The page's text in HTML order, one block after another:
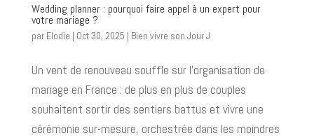
Wedding planner : pourquoi faire appel à un expert pour
votre mariage ?
par Elodie | Oct 30, 2025 | Bien vivre son Jour J
Un vent de renouveau souffle sur l’organisation de
mariage en France : de plus en plus de couples
souhaitent sortir des sentiers battus et vivre une
cérémonie sur-mesure, orchestrée dans les moindres